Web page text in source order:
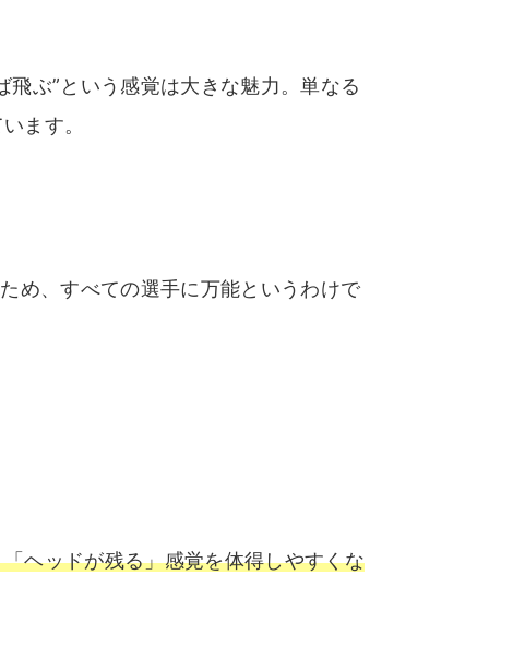
ぶ”という感覚は大きな魅力。単なる
ます。
め、すべての選手に万能というわけで
ヘッドが残る」感覚を体得しやすくな